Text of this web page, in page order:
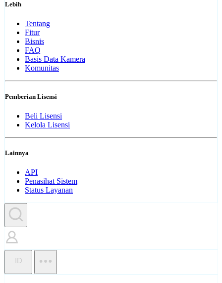
Lebih
Tentang
Fitur
Bisnis
FAQ
Basis Data Kamera
Komunitas
Pemberian Lisensi
Beli Lisensi
Kelola Lisensi
Lainnya
API
Penasihat Sistem
Status Layanan
ID